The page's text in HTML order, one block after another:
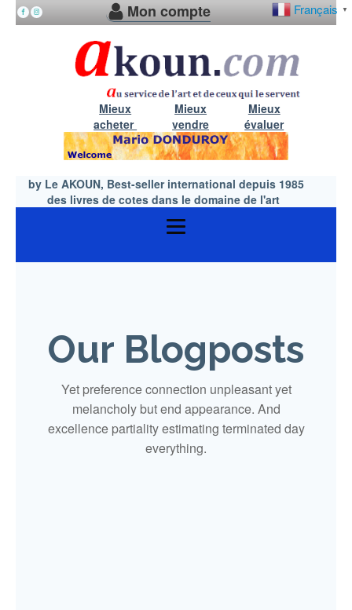
Français ▼
Mon compte
Mieux
acheter
Mieux
vendre
Mieux
évaluer
by Le AKOUN, Best-seller international depuis 1985
des livres de cotes dans le domaine de l'art
Our Blogposts
Yet preference connection unpleasant yet
melancholy but end appearance. And
excellence partiality estimating terminated day
everything.